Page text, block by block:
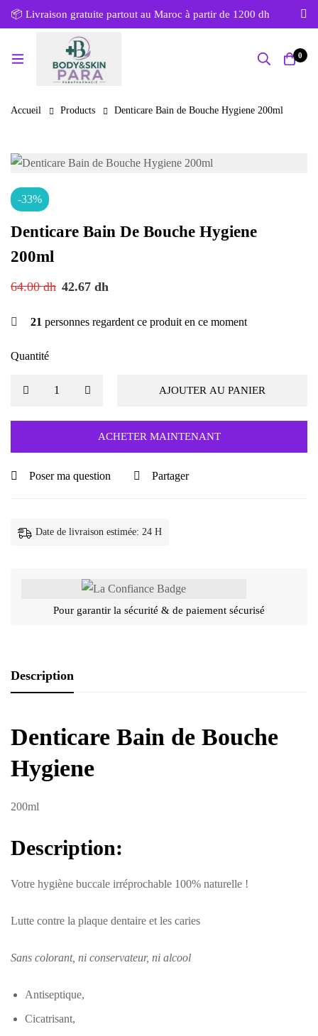
📦 Livraison gratuite partout au Maroc à partir de 1200 dh
0
Accueil Products Denticare Bain de Bouche Hygiene 200ml
-33%
Denticare Bain De Bouche Hygiene
200ml
64.00dh 42.67 dh
21 personnes regardent ce produit en ce moment
Quantité
AJOUTER AU PANIER
ACHETER MAINTENANT
Poser ma question Partager
Date de livraison estimée: 24 H
Pour garantir la sécurité & de paiement sécurisé
Description
Denticare Bain de Bouche
Hygiene
200ml
Description:
Votre hygiène buccale irréprochable 100% naturelle !
Lutte contre la plaque dentaire et les caries
Sans colorant, ni conservateur, ni alcool
Antiseptique,
Cicatrisant,